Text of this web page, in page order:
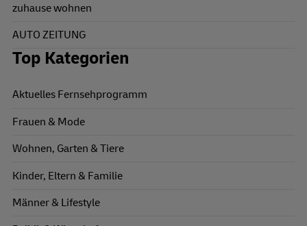
zuhause wohnen
AUTO ZEITUNG
Top Kategorien
Aktuelles Fernsehprogramm
Frauen & Mode
Wohnen, Garten & Tiere
Kinder, Eltern & Familie
Männer & Lifestyle